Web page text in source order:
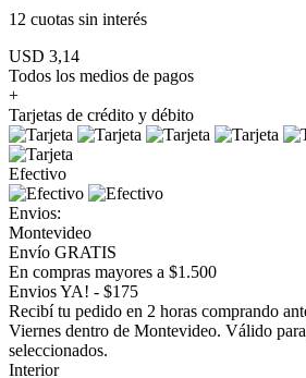
12 cuotas sin interés
USD 3,14
Todos los medios de pagos
+
Tarjetas de crédito y débito
Efectivo
Envios:
Montevideo
Envío GRATIS
En compras mayores a $1.500
Envios YA! - $175
Recibí tu pedido en 2 horas comprando
Viernes dentro de Montevideo. Válido
seleccionados.
Interior